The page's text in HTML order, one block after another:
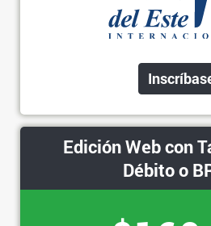
Edición Web con
Débito o